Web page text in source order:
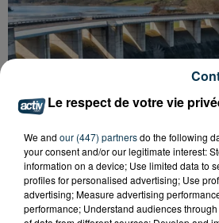
Le respect de votre vie
We and our (447) partnersdo the following
your consent and/or our legitimate interest:
information on a device; Use limited data to
profiles for personalised advertising; Use
advertising; Measure advertising
performance; Understand audiences